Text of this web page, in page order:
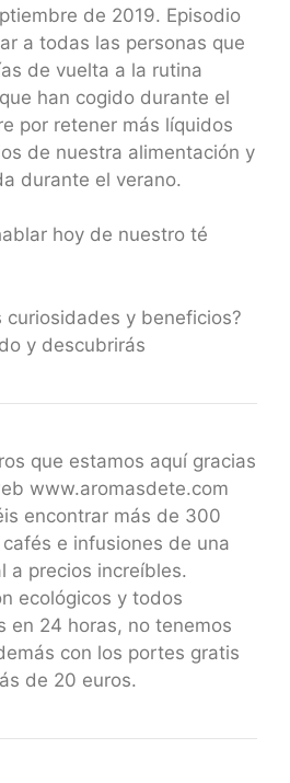
de 2019. Episodio
a todas las personas que
de vuelta a la rutina
han cogido durante el
por retener más líquidos
de nuestra alimentación y
durante el verano.
hoy de nuestro té
curiosidades y beneficios?
y descubrirás
que estamos aquí gracias
www.aromasdete.com
encontrar más de 300
e infusiones de una
a precios increíbles.
ecológicos y todos
en 24 horas, no tenemos
con los portes gratis
de 20 euros.